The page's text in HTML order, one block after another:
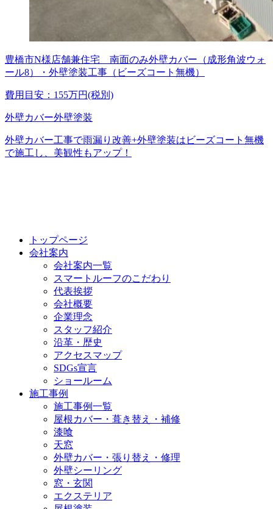
豊橋市N様店舗兼住宅 南面のみ外壁カバー（成形角波ウォ
ール8）・外壁塗装工事（ビーズコート無機）
費用目安：155万円(税別)
外壁カバー外壁塗装
外壁カバー工事で雨漏り改善+外壁塗装はビーズコート無機
で施工し、美観性もアップ！
トップページ
会社案内
会社案内一覧
スマートルーフのこだわり
代表挨拶
会社概要
企業理念
スタッフ紹介
沿革・歴史
アクセスマップ
SDGs宣言
ショールーム
施工事例
施工事例一覧
屋根カバー・葺き替え・補修
漆喰
天窓
外壁カバー・張り替え・修理
外壁シーリング
窓・玄関
エクステリア